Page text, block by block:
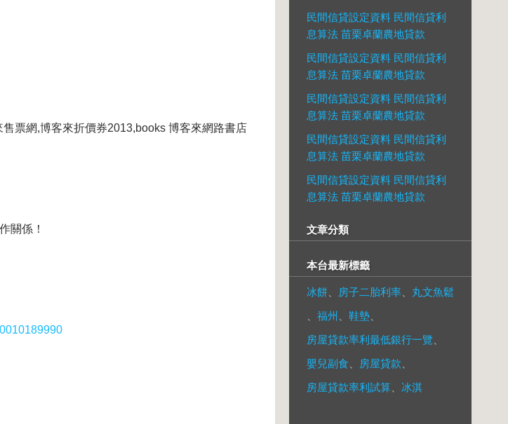
票網,博客來折價券2013,books 博客來網路書店
關係！
民間信貸設定資料 民間信貸利
息算法 苗栗卓蘭農地貸款
民間信貸設定資料 民間信貸利
息算法 苗栗卓蘭農地貸款
民間信貸設定資料 民間信貸利
息算法 苗栗卓蘭農地貸款
民間信貸設定資料 民間信貸利
息算法 苗栗卓蘭農地貸款
民間信貸設定資料 民間信貸利
息算法 苗栗卓蘭農地貸款
文章分類
本台最新標籤
冰餅 房子二胎利率
丸文魚鬆
福州 鞋墊
房屋貸款率利最低銀行一覽
嬰兒副食
房屋貸款
房屋貸款率利試算
冰淇